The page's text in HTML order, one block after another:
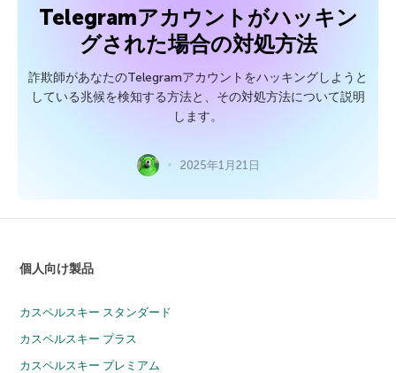
Telegramアカウントがハッキン
グされた場合の対処方法
詐欺師があなたのTelegramアカウントをハッキングしようと
している兆候を検知する方法と、その対処方法について説明
します。
2025年1月21日
個人向け製品
カスペルスキー スタンダード
カスペルスキー プラス
カスペルスキー プレミアム